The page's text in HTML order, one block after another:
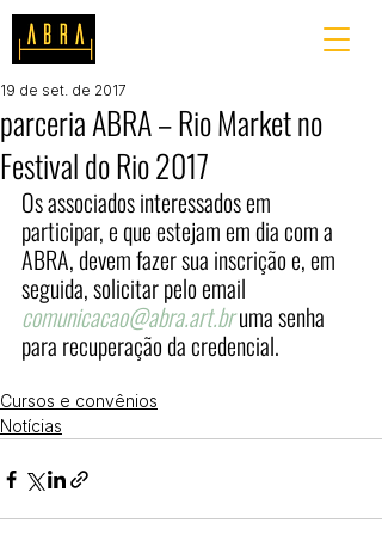
parceria ABRA – Rio Market no
Festival do Rio 2017
19 de set. de 2017
Os associados interessados em
participar, e que estejam em dia com a
ABRA, devem fazer sua inscrição e, em
seguida, solicitar pelo email
comunicacao@abra.art.br uma senha
para recuperação da credencial.
Cursos e convênios
Notícias